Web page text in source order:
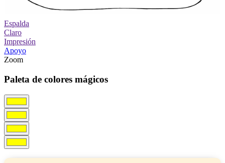
Espalda
Claro
Impresión
Apoyo
Zoom
Paleta de colores mágicos